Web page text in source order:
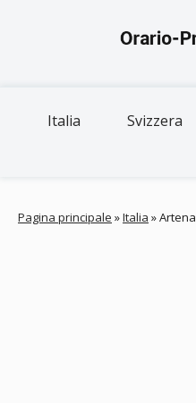
Italia Svizzera
Pagina principale »Italia »Artena